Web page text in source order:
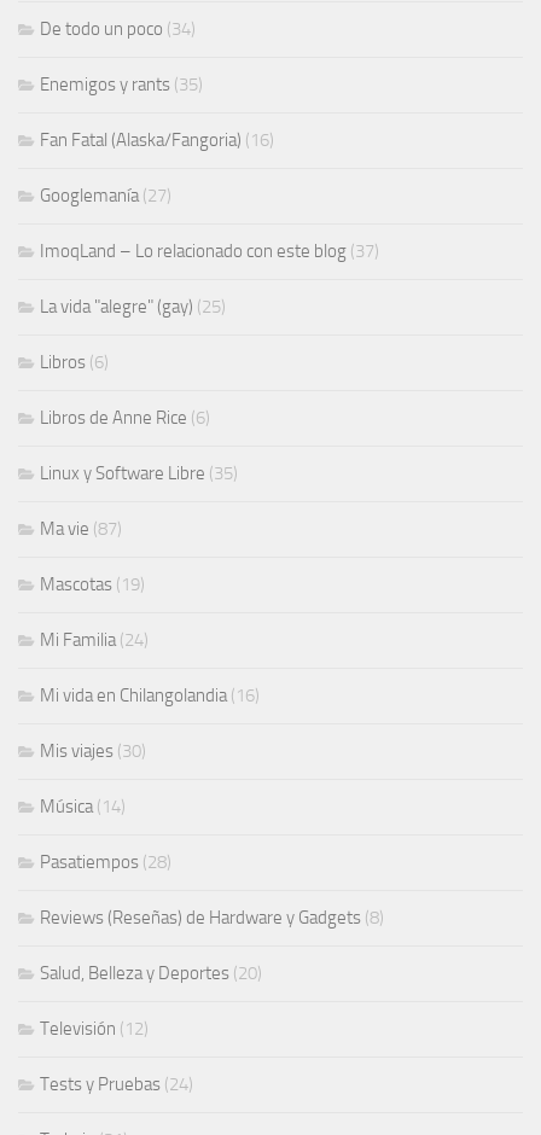
De todo un poco (34)
Enemigos y rants (35)
Fan Fatal (Alaska/Fangoria) (16)
Googlemanía(27)
ImoqLand – Lo relacionado con este blog (37)
La vida "alegre" (gay) (25)
Libros (6)
Libros de Anne Rice (6)
Linux y Software Libre (35)
Ma vie (87)
Mascotas (19)
Mi Familia(24)
Mi vida en Chilangolandia(16)
Mis viajes (30)
Música(14)
Pasatiempos (28)
Reviews (Reseñas) de Hardware y Gadgets (8)
Salud, Belleza y Deportes (20)
Televisión (12)
Tests y Pruebas (24)